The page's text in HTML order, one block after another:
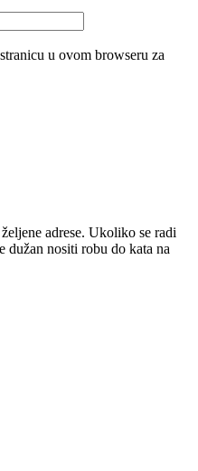
u ovom browseru za
adrese. Ukoliko se radi
dužan nositi robu do kata na